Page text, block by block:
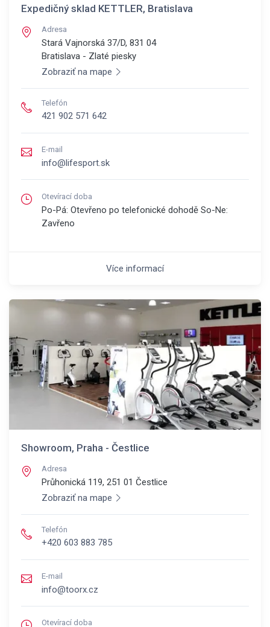
Expedičný sklad KETTLER, Bratislava
Adresa
Stará Vajnorská 37/D, 831 04
Bratislava - Zlaté piesky
Zobraziť na mape
Telefón
421 902 571 642
E-mail
info@lifesport.sk
Otevírací doba
Po-Pá: Otevřeno po telefonické dohodě So-Ne:
Zavřeno
Více informací
Showroom, Praha - Čestlice
Adresa
Průhonická 119, 251 01 Čestlice
Zobraziť na mape
Telefón
+420 603 883 785
E-mail
info@toorx.cz
Otevírací doba